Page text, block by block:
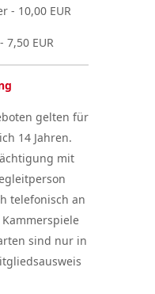
- 10,00 EUR
EUR
gelten für
14 Jahren.
mit
telefonisch an
sind nur in